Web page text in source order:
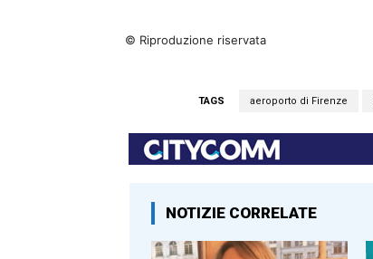
© Riproduzione riservata
TAGS aeroporto di Firenze
NOTIZIE CORRELATE